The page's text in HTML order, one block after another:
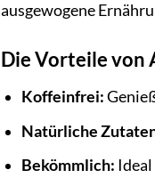
ausgewogene
Die Vorteile von
Koffeinfrei:
Natürliche
Bekömmlich: